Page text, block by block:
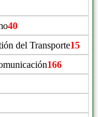
40
del Transporte15
166